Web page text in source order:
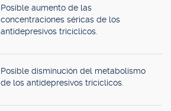
Posible aumento de las
concentraciones séricas de los
antidepresivos tricíclicos.
Posible disminución del metabolismo
de los antidepresivos tricíclicos.